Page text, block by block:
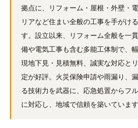
拠点に、リフォーム・屋根・外壁・
リアなど住まい全般の工事を手がけ
す。設立以来、リフォーム全般を一
備や電気工事も含む多能工体制で、
現地下見・見積無料、誠実な対応と
定が好評。火災保険申請や雨漏り、
る技術力を武器に、応急処置からフ
に対応し、地域で信頼を築いています